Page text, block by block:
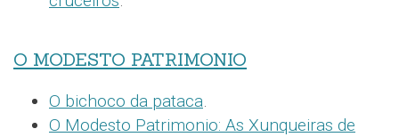
O MODESTO PATRIMONIO
O bichoco da pataca.
O Modesto Patrimonio: As Xunqueiras de